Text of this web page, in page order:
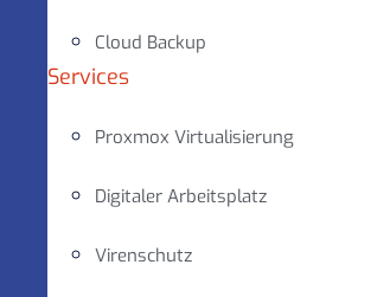
Cloud Backup
Services
Proxmox Virtualisierung
Digitaler Arbeitsplatz
Virenschutz